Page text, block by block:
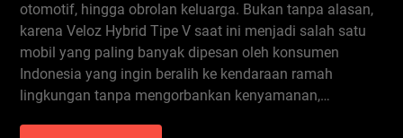
otomotif, hingga obrolan keluarga. Bukan tanpa alasan,
karena Veloz Hybrid Tipe V saat ini menjadi salah satu
mobil yang paling banyak dipesan oleh konsumen
Indonesia yang ingin beralih ke kendaraan ramah
lingkungan tanpa mengorbankan kenyamanan,…